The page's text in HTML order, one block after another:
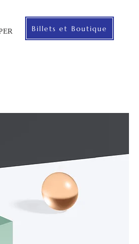
Billets et Boutique